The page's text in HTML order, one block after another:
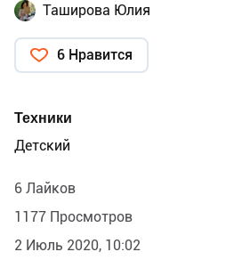
Таширова Юлия
6 Нравится
Техники
Детский
6 Лайков
1177 Просмотров
2 Июль 2020, 10:02